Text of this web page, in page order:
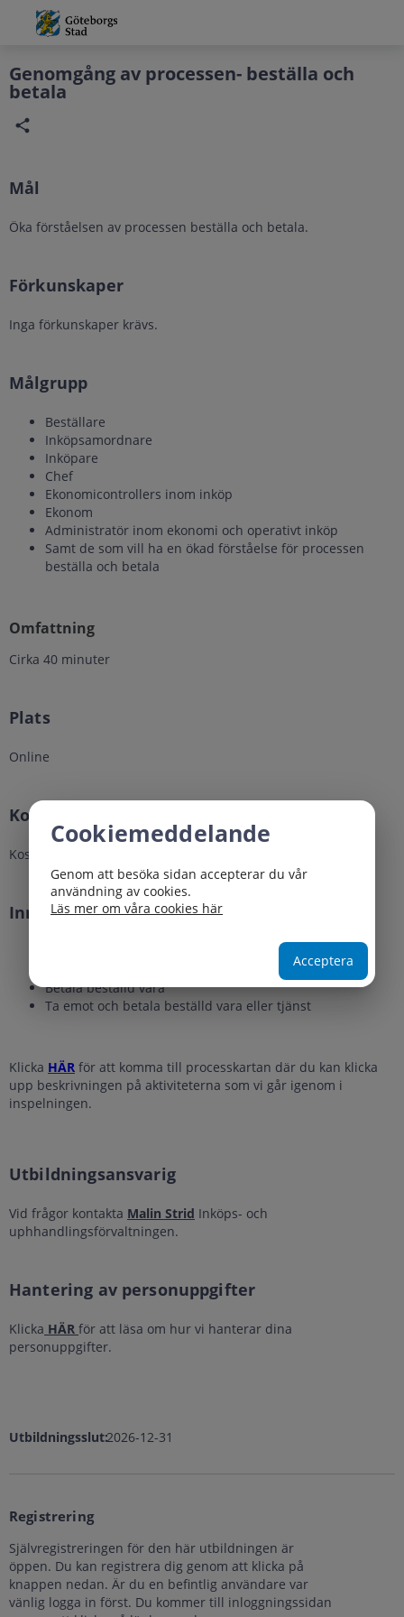
Grade
Portal
Genomgång av processen- beställa och
betala
Mål
Öka förståelsen av processen beställa och betala.
Förkunskaper
Inga förkunskaper krävs.
Målgrupp
Beställare
Inköpsamordnare
Inköpare
Chef
Ekonomicontrollers inom inköp
Ekonom
Administratör inom ekonomi och operativt inköp
Samt de som vill ha en ökad förståelse för processen
beställa och betala
Omfattning
Cirka 40 minuter
Plats
Online
Kostnad
Kostnadsfri
Innehåll
Betala beställd vara
Ta emot och betala beställd vara eller tjänst
Klicka HÄR för att komma till processkartan där du kan klicka
upp beskrivningen på aktiviteterna som vi går igenom i
inspelningen.
Utbildningsansvarig
Vid frågor kontakta Malin Strid Inköps- och
uphhandlingsförvaltningen.
Hantering av personuppgifter
Klicka HÄR för att läsa om hur vi hanterar dina
personuppgifter.
Utbildningsslut:2026-12-31
Registrering
Självregistreringen för den här utbildningen är
öppen. Du kan registrera dig genom att klicka på
knappen nedan. Är du en befintlig användare var
vänlig logga in först. Du kommer till inloggningssidan
Cookiemeddelande
Genom att besöka sidan accepterar du vår
användning av cookies.
Läs mer om våra cookies här
Acceptera